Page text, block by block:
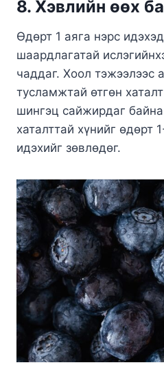
8. Хэвлийн өөх
Өдөрт 1 аяга нэрс
шаардлагатай
чаддаг. Хоол тэжээлээс
тусламжтай өтгөн
шингэц сайжирдаг
хаталттай хүнийг өдөрт
идэхийг зөвлөдөг.